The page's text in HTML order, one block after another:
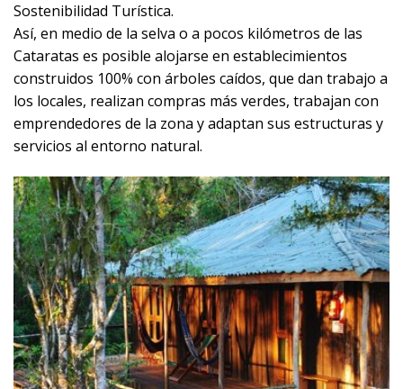
Sostenibilidad Turística.
Así, en medio de la selva o a pocos kilómetros de las
Cataratas es posible alojarse en establecimientos
construidos 100% con árboles caídos, que dan trabajo a
los locales, realizan compras más verdes, trabajan con
emprendedores de la zona y adaptan sus estructuras y
servicios al entorno natural.